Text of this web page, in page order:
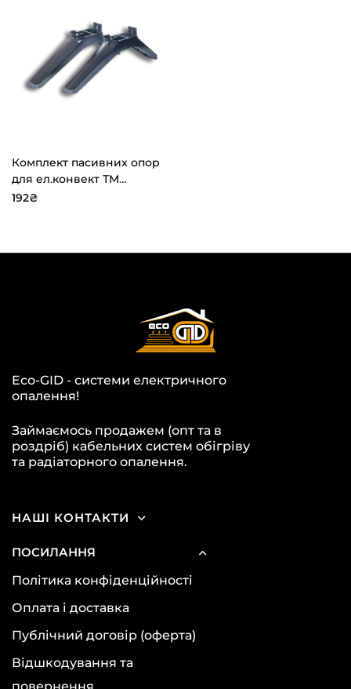
Комплект пасивних опор
для ел.конвект ТМ
“ТЕРМІЯ” антрацит
192₴
Eco-GID - системи електричного
опалення!
Займаємось продажем (опт та в
роздріб) кабельних систем обігріву
та радіаторного опалення.
НАШІ КОНТАКТИ
ПОСИЛАННЯ
Політика конфіденційності
Оплата і доставка
Публічний договір (оферта)
Відшкодування та